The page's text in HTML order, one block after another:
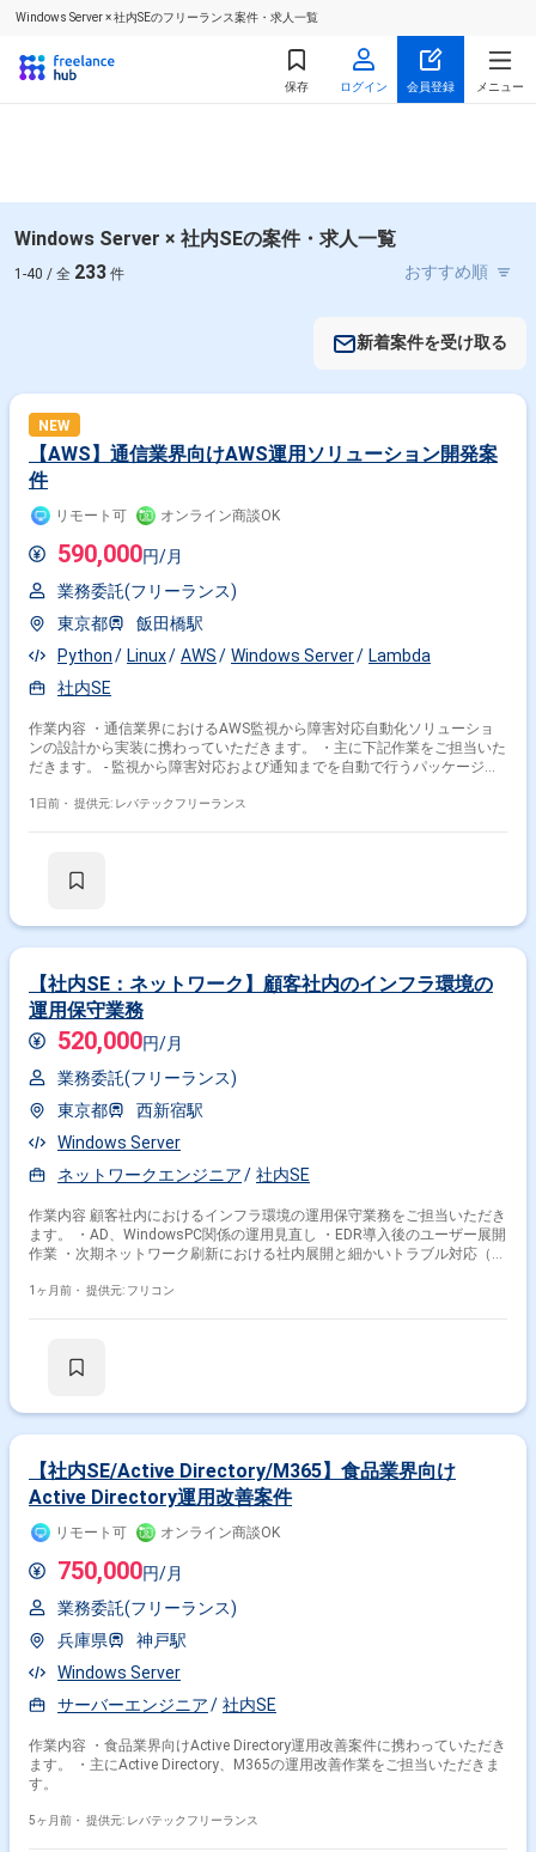
Windows Server × 社内SEのフリーランス案件・求人一覧
保存 ログイン 会員登録 メニュー
Windows Server × 社内SEの案件・求人一覧
1-40 / 全 233 件
新着案件を受け取る
NEW
【AWS】通信業界向けAWS運用ソリューション開発案
件
リモート可 オンライン商談OK
590,000円/月
業務委託(フリーランス)
東京都
飯田橋駅
Python
Linux AWS Windows Server
Lambda
社内SE
作業内容 ・通信業界におけるAWS監視から障害対応自動化ソリューショ
ンの設計から実装に携わっていただきます。 ・主に下記作業をご担当いた
だきます。 - 監視から障害対応および通知までを自動で行うパッケージン
- IaCを用いた環境構築
1日前・ 提供元: レバテックフリーランス
【社内SE：ネットワーク】顧客社内のインフラ環境の
運用保守業務
520,000円/月
業務委託(フリーランス)
東京都
西新宿駅
Windows Server
ネットワークエンジニア
社内SE
作業内容 顧客社内におけるインフラ環境の運用保守業務をご担当いただき
ます。 ・AD、WindowsPC関係の運用見直し ・EDR導入後のユーザー展開
作業 ・次期ネットワーク刷新における社内展開と細かいトラブル対応（シ
1ヶ月前・ 提供元: フリコン
【社内SE/Active Directory/M365】食品業界向け
Active Directory運用改善案件
リモート可 オンライン商談OK
750,000円/月
業務委託(フリーランス)
兵庫県
神戸駅
Windows Server
サーバーエンジニア
社内SE
作業内容 ・食品業界向けActive Directory運用改善案件に携わっていただき
ます。 ・主にActive Directory、M365の運用改善作業をご担当いただきま
す。
5ヶ月前・ 提供元: レバテックフリーランス